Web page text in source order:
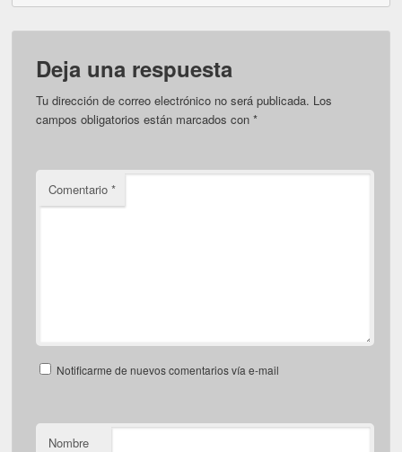
Deja una respuesta
Tu dirección de correo electrónico no será publicada. Los
campos obligatorios están marcados con*
Comentario*
Notificarme de nuevos comentarios vía e-mail
Nombre